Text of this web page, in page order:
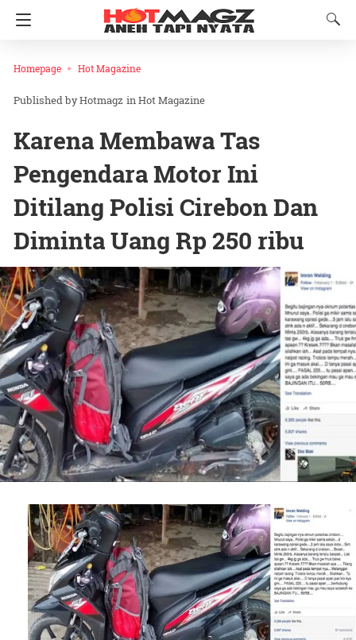
Homepage Hot Magazine
Hotmagz inHot Magazine
Karena Membawa Tas
Pengendara Motor Ini
Ditilang Polisi Cirebon Dan
Diminta Uang Rp 250 ribu